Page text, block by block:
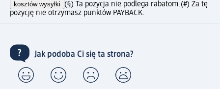
kosztów wysyłki (§) Ta pozycja nie podlega rabatom.(#) Za tę
pozycję nie otrzymasz punktów PAYBACK.
Jak podoba Ci się ta strona?